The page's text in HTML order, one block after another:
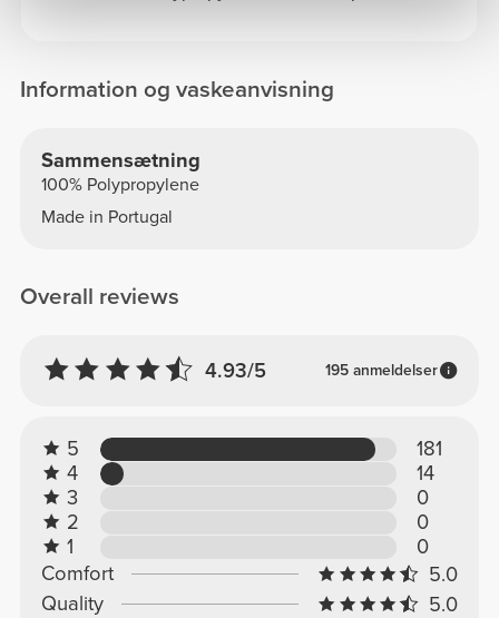
Information og vaskeanvisning
Sammensætning
100% Polypropylene
Made in Portugal
Overall reviews
4.93/5 195 anmeldelser
5
181
4
14
3
0
2
0
1
0
Comfort
5.0
Quality
5.0